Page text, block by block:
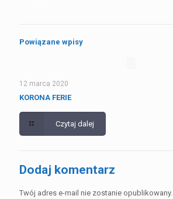
Powiązane wpisy
12 marca 2020
KORONA FERIE
Czytaj dalej
Dodaj komentarz
Twój adres e-mail nie zostanie opublikowany.